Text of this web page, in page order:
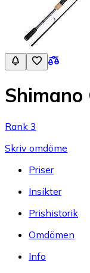
Shimano
Rank 3
Skriv omdöme
Priser
Insikter
Prishistorik
Omdömen
Info